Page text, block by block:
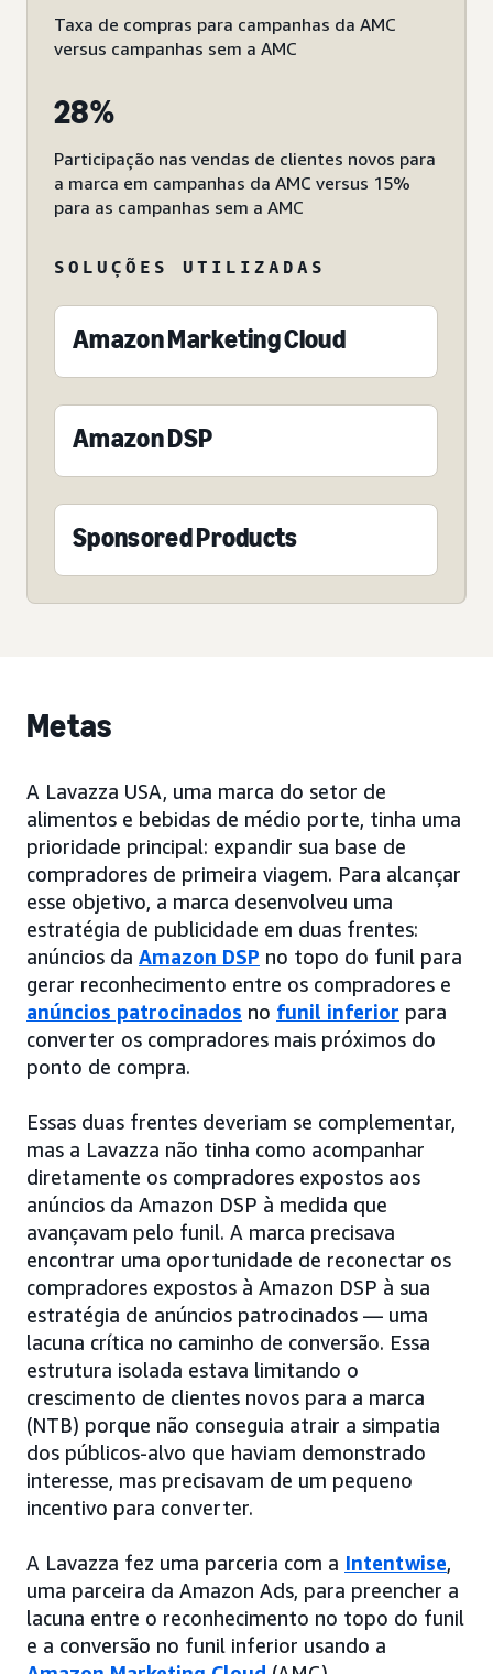
Taxa de compras para campanhas da AMC
versus campanhas sem a AMC
28%
Participação nas vendas de clientes novos para
a marca em campanhas da AMC versus 15%
para as campanhas sem a AMC
SOLUÇÕES UTILIZADAS
Amazon Marketing Cloud
Amazon DSP
Sponsored Products
Metas
A Lavazza USA, uma marca do setor de
alimentos e bebidas de médio porte, tinha uma
prioridade principal: expandir sua base de
compradores de primeira viagem. Para alcançar
esse objetivo, a marca desenvolveu uma
estratégia de publicidade em duas frentes:
anúncios da Amazon DSP no topo do funil para
gerar reconhecimento entre os compradores e
anúncios patrocinados no funil inferior para
converter os compradores mais próximos do
ponto de compra.
Essas duas frentes deveriam se complementar,
mas a Lavazza não tinha como acompanhar
diretamente os compradores expostos aos
anúncios da Amazon DSP à medida que
avançavam pelo funil. A marca precisava
encontrar uma oportunidade de reconectar os
compradores expostos à Amazon DSP à sua
estratégia de anúncios patrocinados — uma
lacuna crítica no caminho de conversão. Essa
estrutura isolada estava limitando o
crescimento de clientes novos para a marca
(NTB) porque não conseguia atrair a simpatia
dos públicos-alvo que haviam demonstrado
interesse, mas precisavam de um pequeno
incentivo para converter.
A Lavazza fez uma parceria com a Intentwise,
uma parceira da Amazon Ads, para preencher a
lacuna entre o reconhecimento no topo do funil
e a conversão no funil inferior usando a